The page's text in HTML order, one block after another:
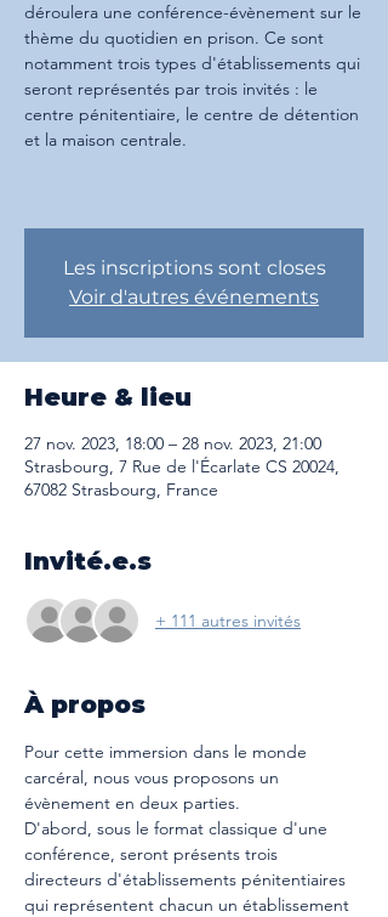
déroulera une conférence-évènement sur le
thème du quotidien en prison. Ce sont
notamment trois types d'établissements qui
seront représentés par trois invités : le
centre pénitentiaire, le centre de détention
et la maison centrale.
Les inscriptions sont closes
Voir d'autres événements
Heure & lieu
27 nov. 2023, 18:00 – 28 nov. 2023, 21:00
Strasbourg, 7 Rue de l'Écarlate CS 20024,
67082 Strasbourg, France
Invité.e.s
+ 111 autres invités
À propos
Pour cette immersion dans le monde
carcéral, nous vous proposons un
évènement en deux parties.
D'abord, sous le format classique d'une
conférence, seront présents trois
directeurs d'établissements pénitentiaires
qui représentent chacun un établissement